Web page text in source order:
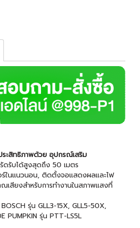
ระสิทธิภาพด้วย อุปกรณ์เสริม
ดรับได้สูงสุดถึง 50 เมตร
ในแนวนอน, ติดตั้งจอแสดงผลและไฟ
เสียงสำหรับการทำงานในสภาพแสงที่
รุ่น GLL3-15X, GLL5-50X,
PUMPKIN รุ่น PTT-LS5L